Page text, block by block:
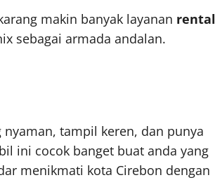
makin banyak layanan rental
sebagai armada andalan.
tampil keren, dan punya
ini cocok banget buat anda yang
menikmati kota Cirebon dengan